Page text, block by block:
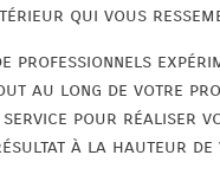
qui vous
professionnels
au long de votre
pour réaliser
à la hauteur de